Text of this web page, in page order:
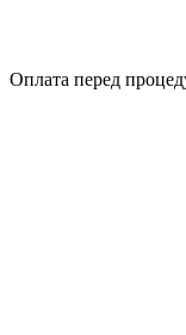
Оплата перед